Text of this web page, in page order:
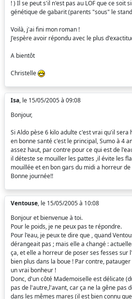
! ) Il se peut s'il n'est pas au LOF que ce soit
génétique de gabarit (parents "sous" le
Voilà, j'ai fini mon roman !
J'espère avoir répondu avec le plus
A bientôt
Christelle
Isa, le 15/05/2005 à 09:08
Bonjour,
Si Aldo pèse 6 kilo adulte c'est vrai qu'il
en bonne santé c'est le principal, Sumo à 4
assez haut, par contre pour ce qui est de
il déteste se mouiller les pattes ,il évite les
mouillée et en bon gars du midi a horreur de
Bonne journée!!
Ventouse, le 15/05/2005 à 10:08
Bonjour et bienvenue à toi.
Pour le poids, je ne peux pas te répondre.
Pour l'eau, je peux te dire que , quand
dérangeait pas ; mais elle a changé :
ça, et elle a horreur de poser ses fesses sur
bien plus dans la boue ! Par contre,
un vrai bonheur !
Donc, d'un côté Mademoiselle est délicate
pas de l'autre,l'avant, car ça ne la gêne pas
dans les mêmes mares (il est bien connu